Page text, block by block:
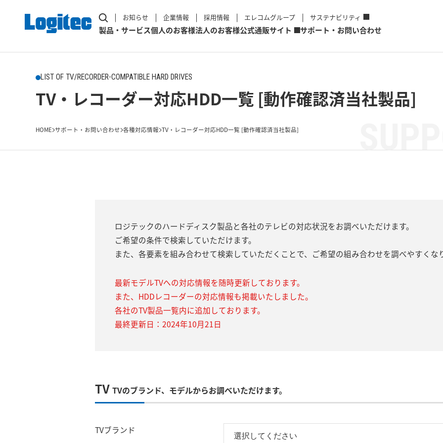
お知らせ 企業情報 採用情報 エレコムグループ サステナビリティ
製品・サービス個人のお客様法人のお客様公式通販サイト サポート・お問い合わせ
LIST OF TV/RECORDER-COMPATIBLE HARD DRIVES
TV・レコーダー対応HDD一覧 [動作確認済当社製品]
HOME サポート・お問い合わせ 各種対応情報 TV・レコーダー対応HDD一覧 [動作確認済当社製品]
ロジテックのハードディスク製品と各社のテレビの対応状況をお調べいただけます。
ご希望の条件で検索していただけます。
また、各要素を組み合わせて検索していただくことで、ご希望の組み合わせを調べやすくな
最新モデルTVへの対応情報を随時更新しております。
また、HDDレコーダーの対応情報も掲載いたしました。
各社のTV製品一覧内に追加しております。
最終更新日：2024年10月21日
TV TVのブランド、モデルからお調べいただけます。
TVブランド